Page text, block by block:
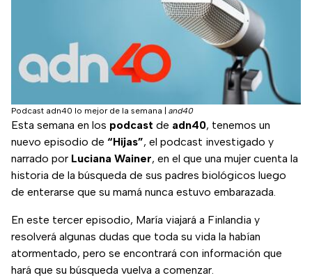
Podcast adn40 lo mejor de la semana and40
Esta semana en los podcast de adn40, tenemos un
nuevo episodio de “Hijas”, el podcast investigado y
narrado por Luciana Wainer, en el que una mujer cuenta la
historia de la búsqueda de sus padres biológicos luego
de enterarse que su mamá nunca estuvo embarazada.
En este tercer episodio, María viajará a Finlandia y
resolverá algunas dudas que toda su vida la habían
atormentado, pero se encontrará con información que
hará que su búsqueda vuelva a comenzar.